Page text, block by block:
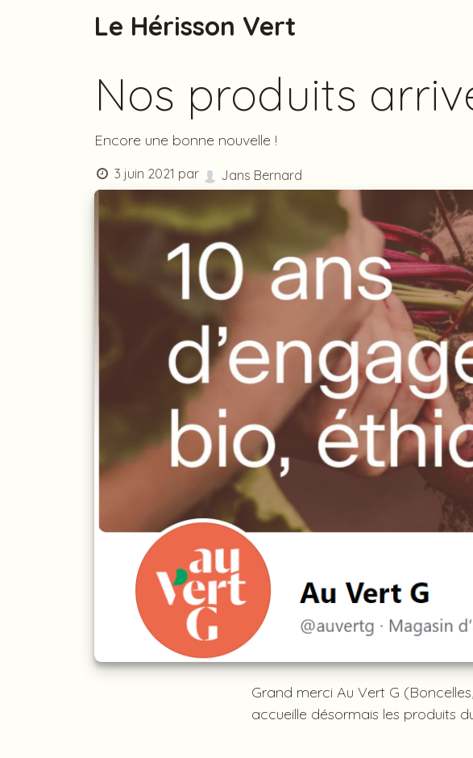
Se rendre au contenuLe Hérisson Vert
Nos produits
Encore une bonne nouvelle !
3 juin 2021 par Jans Bernard
Grand merci Au Vert G
accueille désormais les produits